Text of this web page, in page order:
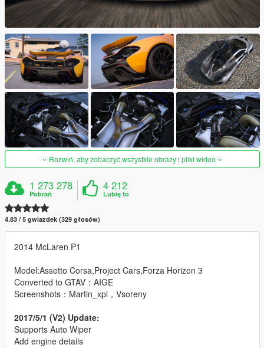
Rozwiń, aby zobaczyć wszystkie obrazy i pliki wideo
1 273 278
Pobrań
4 212
Lubię to
4.83 / 5 gwiazdek (329 głosów)
2014 McLaren P1
Model:Assetto Corsa,Project Cars,Forza Horizon 3
Converted to GTAV：AIGE
Screenshots：Martin_xpl，Vsoreny
2017/5/1 (V2) Update:
Supports Auto Wiper
Add engine details